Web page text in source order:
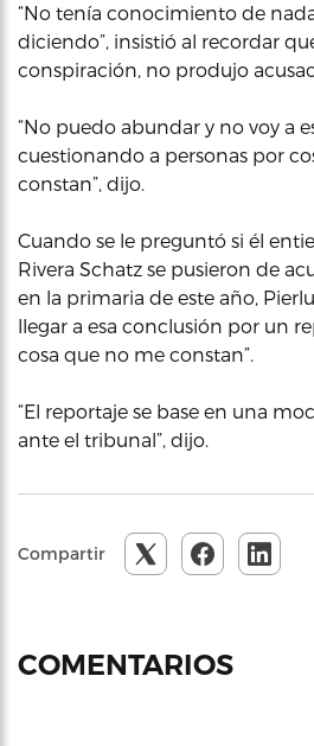
“No tenía conocimiento de
diciendo”, insistió al recordar
conspiración, no produjo
“No puedo abundar y no voy a
cuestionando a personas por
constan”, dijo.
Cuando se le preguntó si él
Rivera Schatz se pusieron de
en la primaria de este año,
llegar a esa conclusión por un
cosa que no me constan”.
“El reportaje se base en una
ante el tribunal”, dijo.
Compartir
COMENTARIOS